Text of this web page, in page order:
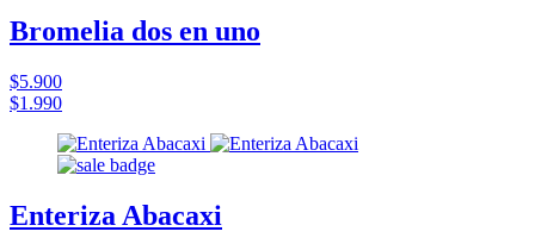
Bromelia dos en uno
$5.900
$1.990
Enteriza Abacaxi